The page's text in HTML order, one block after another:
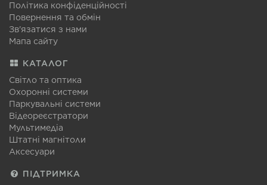
Політика конфіденційності
Повернення та обмін
Зв'язатися з нами
Мапа сайту
КАТАЛОГ
Світло та оптика
Охоронні системи
Паркувальні системи
Відеореєстратори
Мультимедіа
Штатні магнітоли
Аксесуари
ПІДТРИМКА